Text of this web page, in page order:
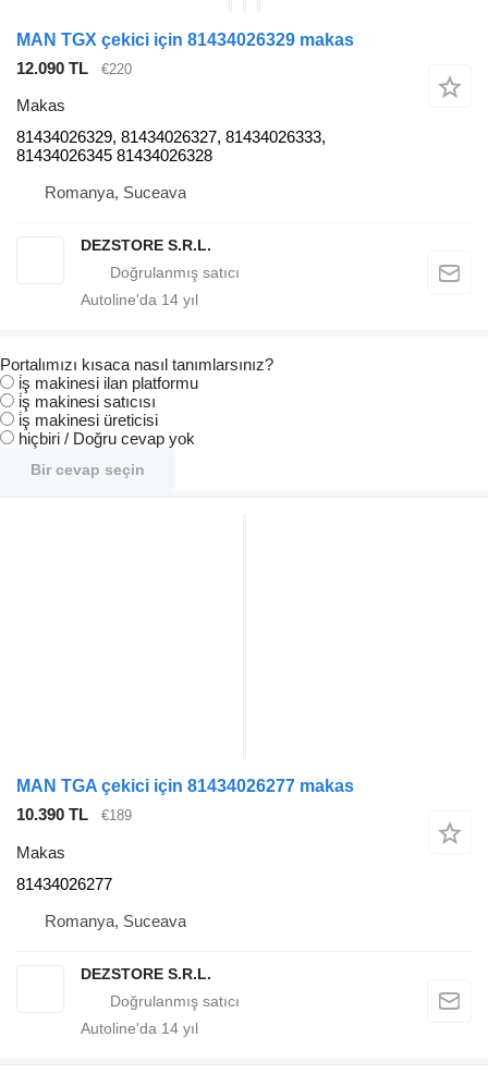
MAN TGX çekici için 81434026329 makas
12.090 TL
€220
Makas
81434026329, 81434026327, 81434026333,
81434026345 81434026328
Romanya, Suceava
DEZSTORE S.R.L.
Autoline'da 14 yıl
Portalımızı kısaca nasıl tanımlarsınız?
i̇ş makinesi ilan platformu
i̇ş makinesi satıcısı
i̇ş makinesi üreticisi
hiçbiri / Doğru cevap yok
Bir cevap seçin
MAN TGA çekici için 81434026277 makas
10.390 TL
€189
Makas
81434026277
Romanya, Suceava
DEZSTORE S.R.L.
Autoline'da 14 yıl